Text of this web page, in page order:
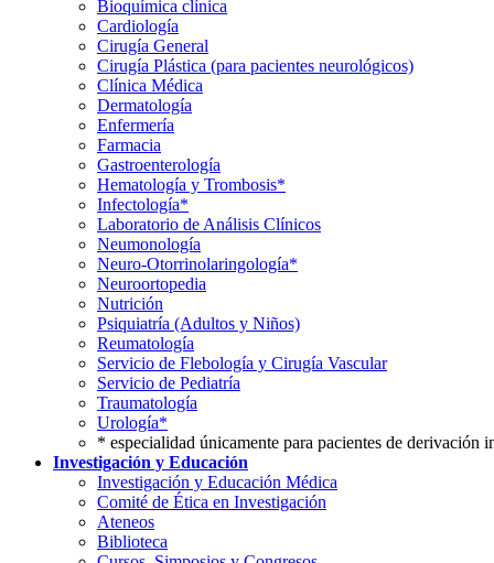
Bioquímica clínica
Cardiología
Cirugía General
Cirugía Plástica (para pacientes neurológicos)
Clínica Médica
Dermatología
Enfermería
Farmacia
Gastroenterología
Hematología y Trombosis*
Infectología*
Laboratorio de Análisis Clínicos
Neumonología
Neuro-Otorrinolaringología*
Neuroortopedia
Nutrición
Psiquiatría (Adultos y Niños)
Reumatología
Servicio de Flebología y Cirugía Vascular
Servicio de Pediatría
Traumatología
Urología*
* especialidad únicamente para pacientes de derivación
Investigación y Educación
Investigación y Educación Médica
Comité de Ética en Investigación
Ateneos
Biblioteca